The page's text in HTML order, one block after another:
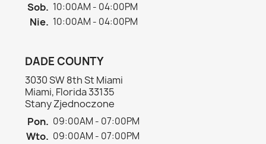
Sob. 10:00AM - 04:00PM
Nie. 10:00AM - 04:00PM
DADE COUNTY
3030 SW 8th St Miami
Miami, Florida 33135
Stany Zjednoczone
Pon. 09:00AM - 07:00PM
Wto. 09:00AM - 07:00PM